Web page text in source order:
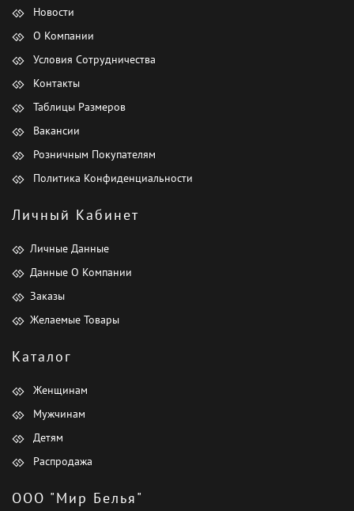
Новости
О Компании
Условия Сотрудничества
Контакты
Таблицы Размеров
Вакансии
Розничным Покупателям
Политика Конфиденциальности
Личный Кабинет
Личные Данные
Данные О Компании
Заказы
Желаемые Товары
Каталог
Женщинам
Мужчинам
Детям
Распродажа
ООО "Мир Белья"